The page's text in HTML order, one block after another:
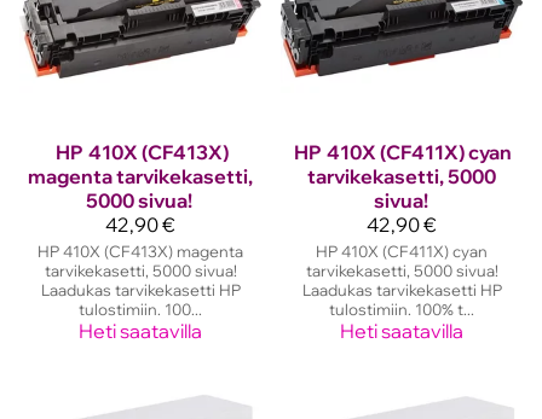
HP 410X (CF413X)
magenta tarvikekasetti,
5000 sivua!
42,90 €
HP 410X (CF413X) magenta
tarvikekasetti, 5000 sivua!
Laadukas tarvikekasetti HP
tulostimiin. 100...
Heti saatavilla
HP 410X (CF411X) cyan
tarvikekasetti, 5000
sivua!
42,90 €
HP 410X (CF411X) cyan
tarvikekasetti, 5000 sivua!
Laadukas tarvikekasetti HP
tulostimiin. 100% t...
Heti saatavilla